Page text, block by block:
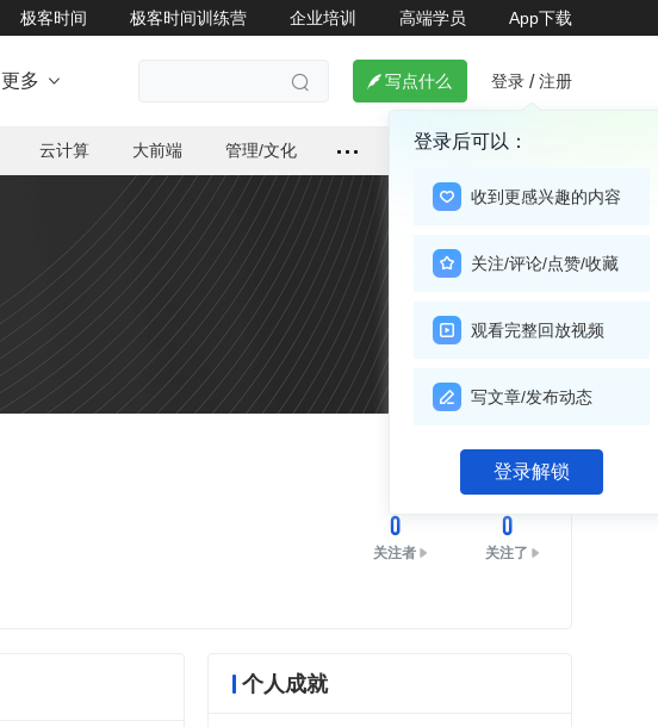
极客时间 极客时间训练营 企业培训 高端学员 App下载
更多    写点什么 登录 / 注册
登录后可以：
收到更感兴趣的内容
关注/评论/点赞/收藏
观看完整回放视频
写文章/发布动态
登录解锁
云计算 大前端 管理/文化
关注
0
关注者
0
关注了
个人成就